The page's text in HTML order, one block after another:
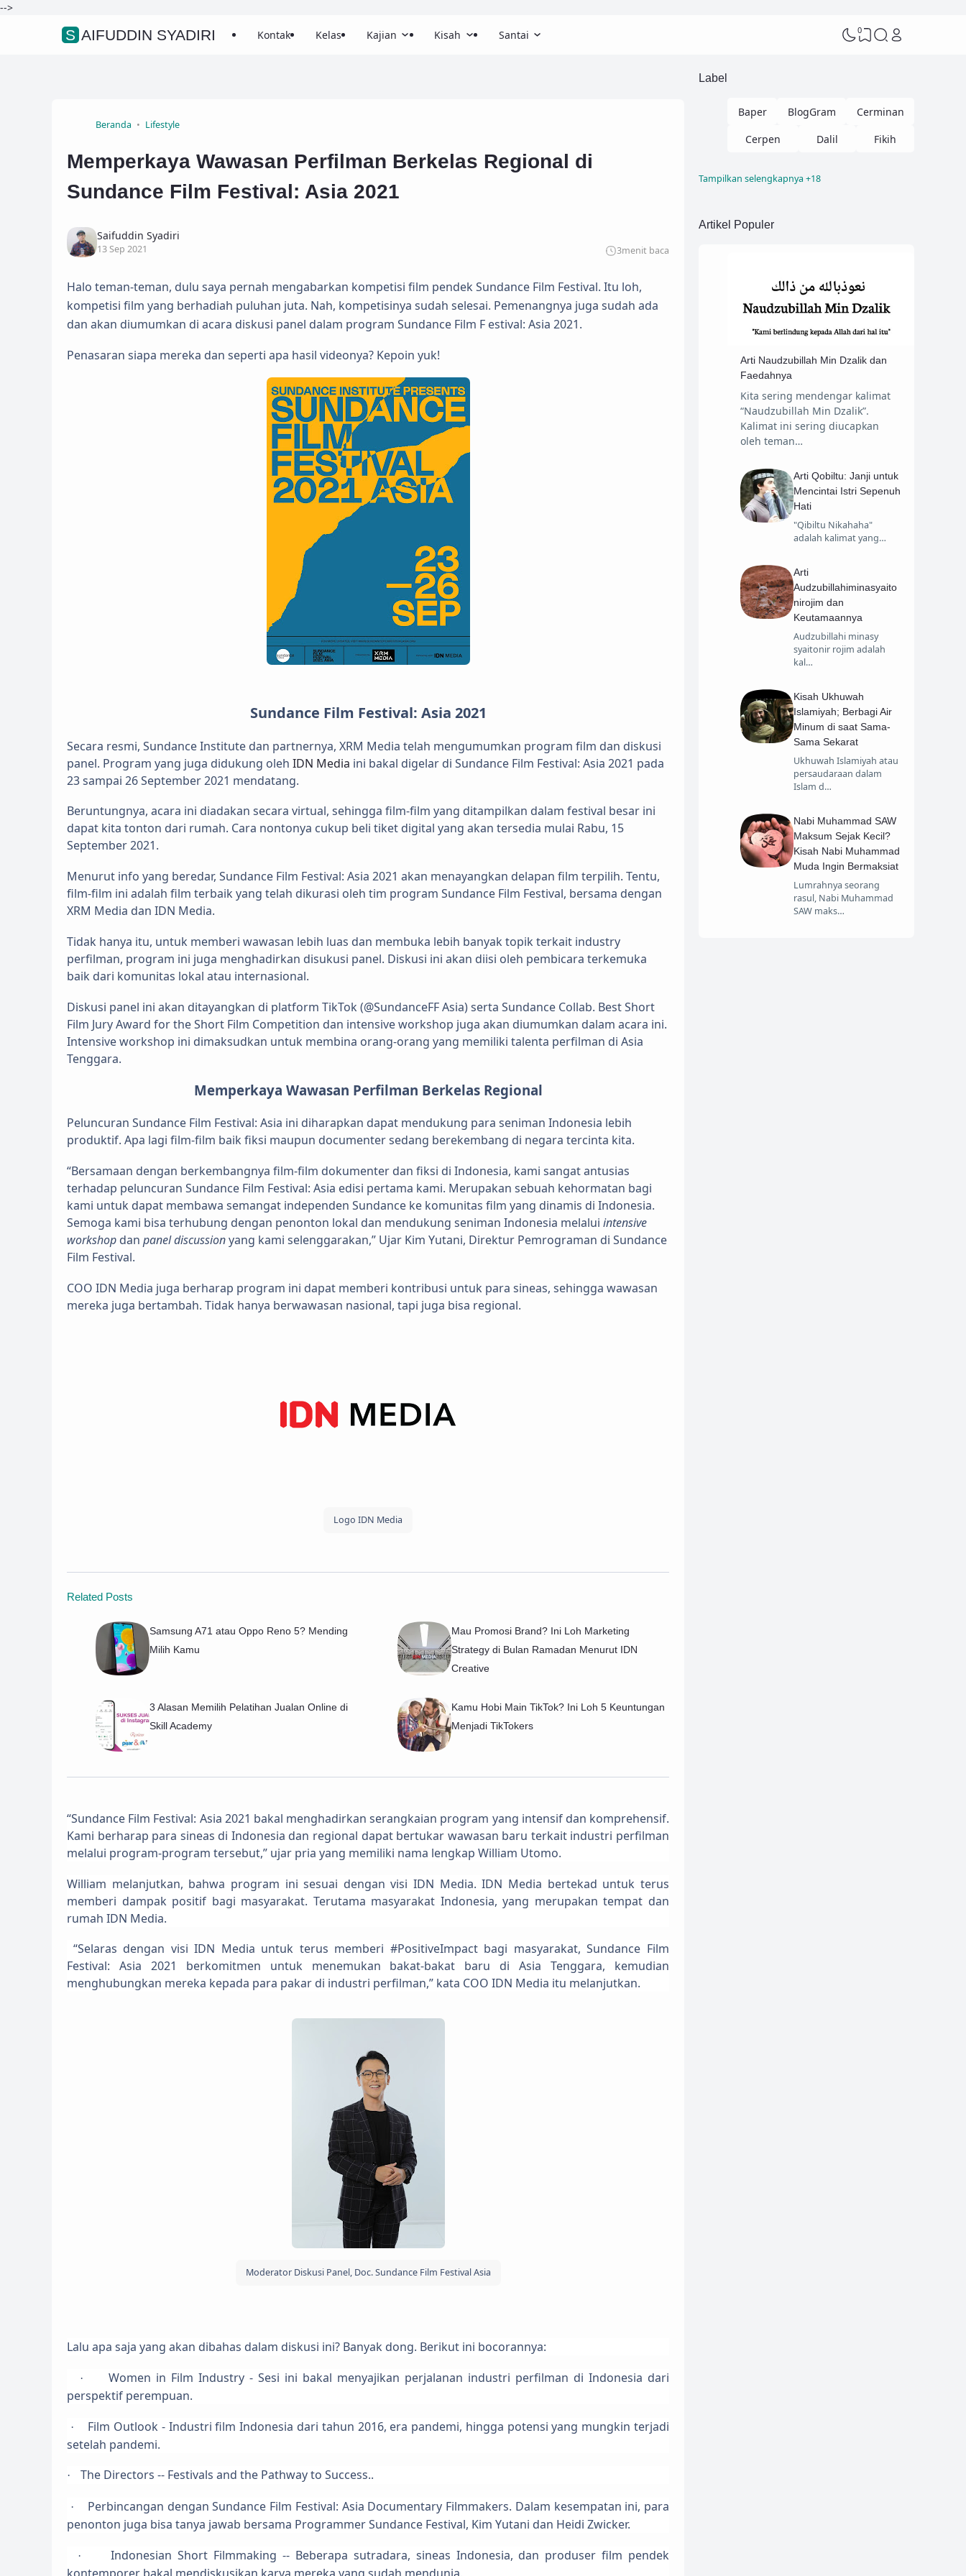
-->
SAIFUDDIN SYADIRI Kontak Kelas Kajian Kisah Santai 0
Beranda Lifestyle
Memperkaya Wawasan Perfilman Berkelas Regional di
Sundance Film Festival: Asia 2021
Saifuddin Syadiri
13 Sep 2021 3menit baca
Halo teman-teman, dulu saya pernah mengabarkan kompetisi film pendek Sundance Film Festival. Itu loh,
kompetisi film yang berhadiah puluhan juta. Nah, kompetisinya sudah selesai. Pemenangnya juga sudah ada
dan akan diumumkan di acara diskusi panel dalam program Sundance Film F estival: Asia 2021.
Penasaran siapa mereka dan seperti apa hasil videonya? Kepoin yuk!
Sundance Film Festival: Asia 2021
Secara resmi, Sundance Institute dan partnernya, XRM Media telah mengumumkan program film dan diskusi
panel. Program yang juga didukung oleh IDN Media ini bakal digelar di Sundance Film Festival: Asia 2021 pada
23 sampai 26 September 2021 mendatang.
Beruntungnya, acara ini diadakan secara virtual, sehingga film-film yang ditampilkan dalam festival besar ini
dapat kita tonton dari rumah. Cara nontonya cukup beli tiket digital yang akan tersedia mulai Rabu, 15
September 2021.
Menurut info yang beredar, Sundance Film Festival: Asia 2021 akan menayangkan delapan film terpilih. Tentu,
film-film ini adalah film terbaik yang telah dikurasi oleh tim program Sundance Film Festival, bersama dengan
XRM Media dan IDN Media.
Tidak hanya itu, untuk memberi wawasan lebih luas dan membuka lebih banyak topik terkait industry
perfilman, program ini juga menghadirkan disukusi panel. Diskusi ini akan diisi oleh pembicara terkemuka
baik dari komunitas lokal atau internasional.
Diskusi panel ini akan ditayangkan di platform TikTok (@SundanceFF Asia) serta Sundance Collab. Best Short
Film Jury Award for the Short Film Competition dan intensive workshop juga akan diumumkan dalam acara ini.
Intensive workshop ini dimaksudkan untuk membina orang-orang yang memiliki talenta perfilman di Asia
Tenggara.
Memperkaya Wawasan Perfilman Berkelas Regional
Peluncuran Sundance Film Festival: Asia ini diharapkan dapat mendukung para seniman Indonesia lebih
produktif. Apa lagi film-film baik fiksi maupun documenter sedang berekembang di negara tercinta kita.
“Bersamaan dengan berkembangnya film-film dokumenter dan fiksi di Indonesia, kami sangat antusias
terhadap peluncuran Sundance Film Festival: Asia edisi pertama kami. Merupakan sebuah kehormatan bagi
kami untuk dapat membawa semangat independen Sundance ke komunitas film yang dinamis di Indonesia.
Semoga kami bisa terhubung dengan penonton lokal dan mendukung seniman Indonesia melalui intensive
workshop dan panel discussionyang kami selenggarakan,” Ujar Kim Yutani, Direktur Pemrograman di Sundance
Film Festival.
COO IDN Media juga berharap program ini dapat memberi kontribusi untuk para sineas, sehingga wawasan
mereka juga bertambah. Tidak hanya berwawasan nasional, tapi juga bisa regional.
Logo IDN Media
Related Posts
Samsung A71 atau Oppo Reno 5? Mending
Milih Kamu
Mau Promosi Brand? Ini Loh Marketing
Strategy di Bulan Ramadan Menurut IDN
Creative
3 Alasan Memilih Pelatihan Jualan Online di
Skill Academy
Kamu Hobi Main TikTok? Ini Loh 5 Keuntungan
Menjadi TikTokers
“Sundance Film Festival: Asia 2021 bakal menghadirkan serangkaian program yang intensif dan komprehensif.
Kami berharap para sineas di Indonesia dan regional dapat bertukar wawasan baru terkait industri perfilman
melalui program-program tersebut,” ujar pria yang memiliki nama lengkap William Utomo.
William melanjutkan, bahwa program ini sesuai dengan visi IDN Media. IDN Media bertekad untuk terus
memberi dampak positif bagi masyarakat. Terutama masyarakat Indonesia, yang merupakan tempat dan
rumah IDN Media.
“Selaras dengan visi IDN Media untuk terus memberi #PositiveImpact bagi masyarakat, Sundance Film
Festival: Asia 2021 berkomitmen untuk menemukan bakat-bakat baru di Asia Tenggara, kemudian
menghubungkan mereka kepada para pakar di industri perfilman,” kata COO IDN Media itu melanjutkan.
Moderator Diskusi Panel, Doc. Sundance Film Festival Asia
Lalu apa saja yang akan dibahas dalam diskusi ini? Banyak dong. Berikut ini bocorannya:
·
Women in Film Industry - Sesi ini bakal menyajikan perjalanan industri perfilman di Indonesia dari
perspektif perempuan.
·
Film Outlook - Industri film Indonesia dari tahun 2016, era pandemi, hingga potensi yang mungkin terjadi
setelah pandemi.
· The Directors -- Festivals and the Pathway to Success..
·
Perbincangan dengan Sundance Film Festival: Asia Documentary Filmmakers. Dalam kesempatan ini, para
penonton juga bisa tanya jawab bersama Programmer Sundance Festival, Kim Yutani dan Heidi Zwicker.
·
Indonesian Short Filmmaking -- Beberapa sutradara, sineas Indonesia, dan produser film pendek
Label
Baper BlogGram
Cerminan
Cerpen
Dalil Fikih
Fikih Nikah
Motivasi
My Story
Tampilkan selengkapnya +18
Artikel Populer
Arti Naudzubillah Min Dzalik dan
Faedahnya
Kita sering mendengar kalimat
“Naudzubillah Min Dzalik”.
Kalimat ini sering diucapkan
oleh teman…
Arti Qobiltu: Janji untuk
Mencintai Istri Sepenuh
Hati
"Qibiltu Nikahaha"
adalah kalimat yang…
Arti
Audzubillahiminasyaito
nirojim dan
Keutamaannya
Audzubillahi minasy
syaitonir rojim adalah
kal…
Kisah Ukhuwah
Islamiyah; Berbagi Air
Minum di saat Sama-
Sama Sekarat
Ukhuwah Islamiyah atau
persaudaraan dalam
Islam d…
Nabi Muhammad SAW
Maksum Sejak Kecil?
Kisah Nabi Muhammad
Muda Ingin Bermaksiat
Lumrahnya seorang
rasul, Nabi Muhammad
SAW maks…